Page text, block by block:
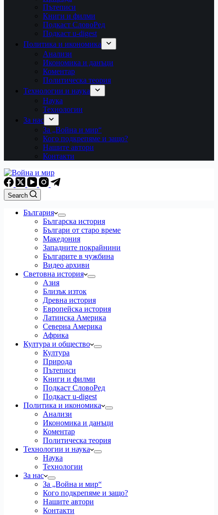
Пътеписи
Книги и филми
Подкаст СловоРед
Подкаст u-digest
Политика и икономика
Анализи
Икономика и данъци
Коментар
Политическа теория
Технологии и наука
Наука
Технологии
За нас
За „Война и мир“
Кого подкрепяме и защо?
Нашите автори
Контакти
Search
България
Българска история
Българи от старо време
Македония
Западните покрайнини
Българите в чужбина
Видео архиви
Световна история
Азия
Близък изток
Древна история
Европейска история
Латинска Америка
Северна Америка
Африка
Култура и общество
Култура
Природа
Пътеписи
Книги и филми
Подкаст СловоРед
Подкаст u-digest
Политика и икономика
Анализи
Икономика и данъци
Коментар
Политическа теория
Технологии и наука
Наука
Технологии
За нас
За „Война и мир“
Кого подкрепяме и защо?
Нашите автори
Контакти